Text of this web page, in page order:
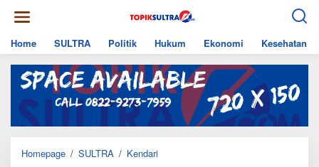
content
Home
SULTRA Politik Hukum Ekonomi Kesehatan
Homepage / SULTRA / KendariDirjen